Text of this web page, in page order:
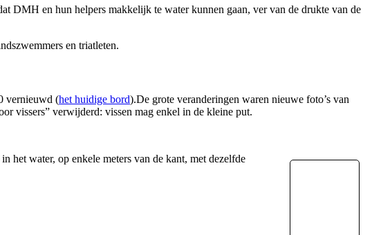
DMH en hun helpers makkelijk te water kunnen gaan, ver van de drukte van de
en triatleten.
vernieuwd (het huidige bord).De grote veranderingen waren nieuwe foto’s van
vissers” verwijderd: vissen mag enkel in de kleine put.
het water, op enkele meters van de kant, met dezelfde